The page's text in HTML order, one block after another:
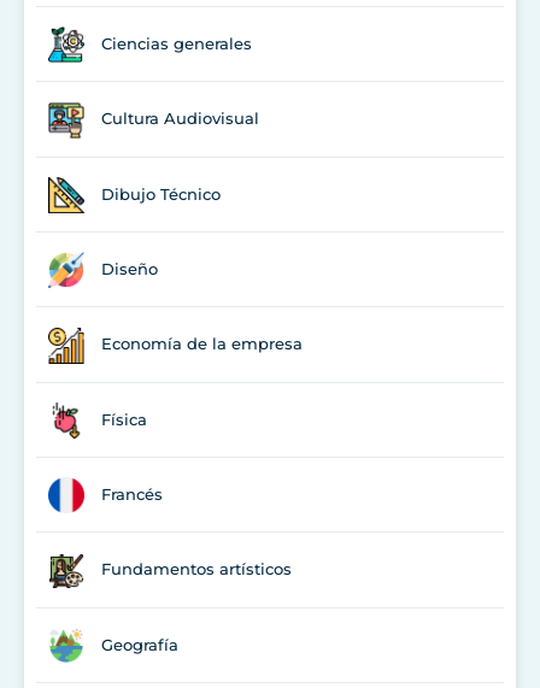
Ciencias generales
Cultura Audiovisual
Dibujo Técnico
Diseño
Economía de la empresa
Física
Francés
Fundamentos artísticos
Geografía